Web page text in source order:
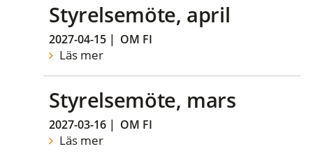
Styrelsemöte, april
2027-04-15 | OM FI
Läs mer
Styrelsemöte, mars
2027-03-16 | OM FI
Läs mer